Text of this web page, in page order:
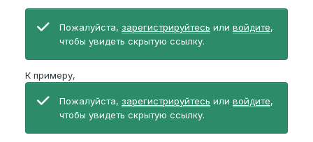
Пожалуйста, зарегистрируйтесь или войдите,
чтобы увидеть скрытую ссылку.
К примеру,
Пожалуйста, зарегистрируйтесь или войдите,
чтобы увидеть скрытую ссылку.